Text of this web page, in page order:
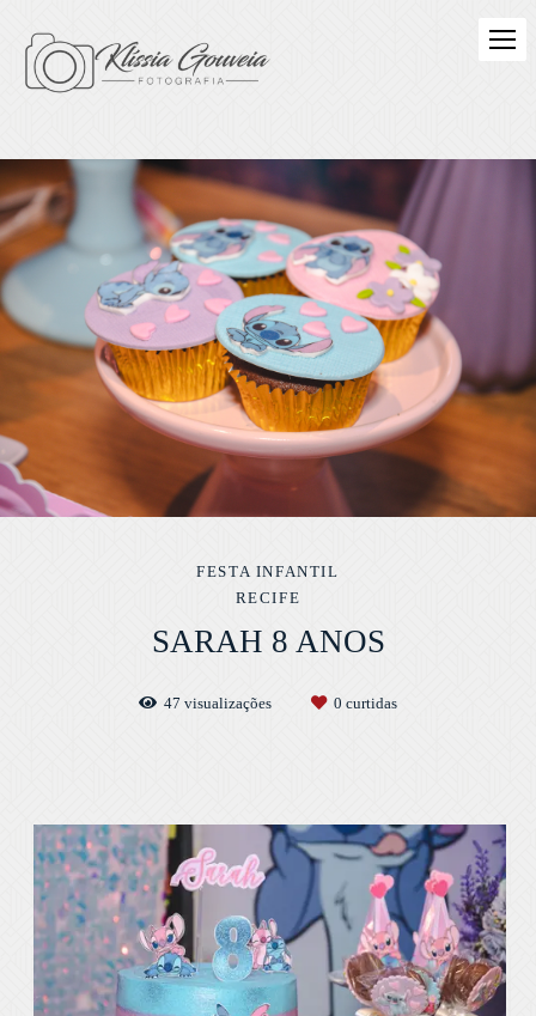
FESTA INFANTIL
RECIFE
SARAH 8 ANOS
47 visualizações 0 curtidas